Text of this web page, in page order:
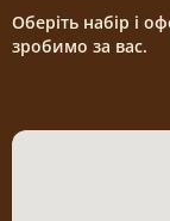
Оберіть набір і
зробимо за вас.